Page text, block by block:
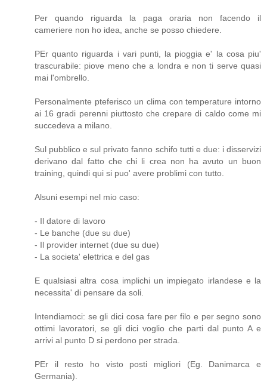
Per quando riguarda la paga oraria non facendo il
cameriere non ho idea, anche se posso chiedere.
PEr quanto riguarda i vari punti, la pioggia e' la cosa piu'
trascurabile: piove meno che a londra e non ti serve quasi
mai l'ombrello.
Personalmente pteferisco un clima con temperature intorno
ai 16 gradi perenni piuttosto che crepare di caldo come mi
succedeva a milano.
Sul pubblico e sul privato fanno schifo tutti e due: i disservizi
derivano dal fatto che chi li crea non ha avuto un buon
training, quindi qui si puo' avere problimi con tutto.
Alsuni esempi nel mio caso:
- Il datore di lavoro
- Le banche (due su due)
- Il provider internet (due su due)
- La societa' elettrica e del gas
E qualsiasi altra cosa implichi un impiegato irlandese e la
necessita' di pensare da soli.
Intendiamoci: se gli dici cosa fare per filo e per segno sono
ottimi lavoratori, se gli dici voglio che parti dal punto A e
arrivi al punto D si perdono per strada.
PEr il resto ho visto posti migliori (Eg. Danimarca e
Germania).